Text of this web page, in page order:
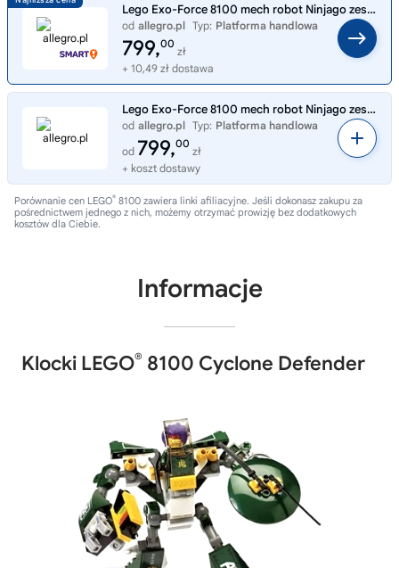
Lego Exo-Force 8100 mech robot Ninjago zestaw MISB 2007 mikołaj choinka
od allegro.pl Typ: Platforma handlowa
799,00
zł
+ 10,49 zł dostawa
Lego Exo-Force 8100 mech robot Ninjago zestaw MISB 2007 mikołaj choinka
od allegro.pl Typ: Platforma handlowa
od 799,00
zł
+ koszt dostawy
Porównanie cen LEGO® 8100 zawiera linki afiliacyjne. Jeśli dokonasz zakupu za
pośrednictwem jednego z nich, możemy otrzymać prowizję bez dodatkowych
kosztów dla Ciebie.
Informacje
Klocki LEGO® 8100 Cyclone Defender